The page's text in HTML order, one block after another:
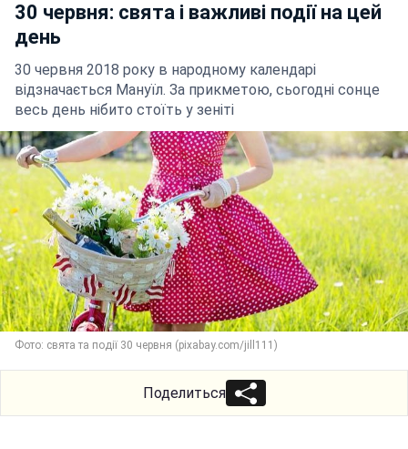
30 червня: свята і важливі події на цей
день
30 червня 2018 року в народному календарі
відзначається Мануїл. За прикметою, сьогодні сонце
весь день нібито стоїть у зеніті
Фото: свята та події 30 червня (pixabay.com/jill111)
Поделиться